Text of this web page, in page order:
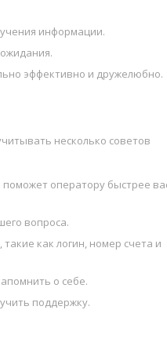
информации.
эффективно и дружелюбно.
несколько советов
оператору быстрее
вопроса.
как логин, номер счета и
о себе.
поддержку.